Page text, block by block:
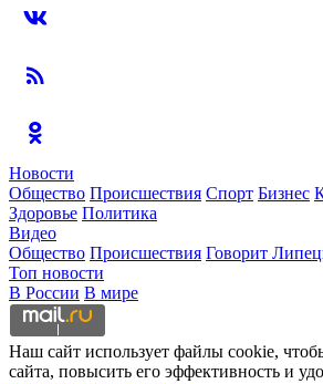
Новости
Общество Происшествия Спорт Бизнес
Здоровье Политика
Видео
Общество Происшествия Говорит
Топ новости
В России В мире
Наш сайт использует файлы cookie,
сайта, повысить его эффективность и